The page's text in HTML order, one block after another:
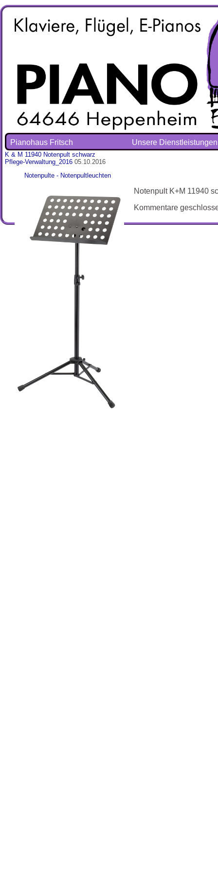
Pianohaus Fritsch Unsere Dienstleistungen
K & M 11940 Notenpult schwarz
Pflege-Verwaltung_201605.10.2016
Notenpulte - Notenpultleuchten
Notenpult K+M 11940
Kommentare